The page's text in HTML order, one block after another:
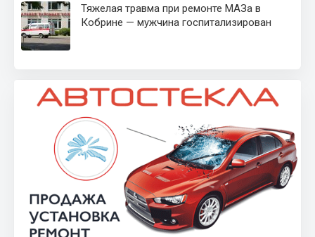
Тяжелая травма при ремонте МАЗа в
Кобрине — мужчина госпитализирован